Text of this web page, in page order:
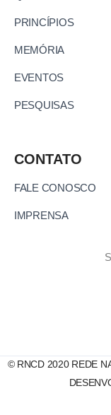
PRINCÍPIOS
MEMÓRIA
EVENTOS
PESQUISAS
CONTATO
FALE CONOSCO
IMPRENSA
© RNCD 2020 REDE